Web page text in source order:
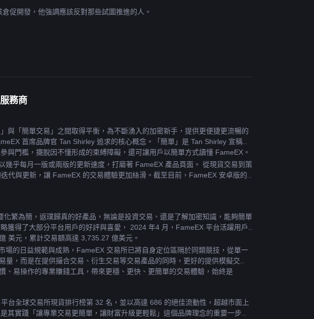
促開發，他強調應該反對那些試圖推進的人。
務商
與「簡單交易」之間取得平衡，為不斷湧入的加密新手，提供更便捷更流暢的
首席品牌官 Tan Shirley 追求的核心概念。「簡單」是 Tan Shirley 宣稱可
門檻，擺脫因不懂形成的束縛障礙，還可讓用戶以簡單方式讀懂 FameEX。
乎每月一版或兩版的更新速度，打磨著 FameEX 產品頁面。 從現貨交易到策
代與更新，讓 FameEX 的交易體驗更加絲滑。截至目前，FameEX 安卓版的
繁為簡，返璞歸真的好產品，無論是投資交易、還是了解加密知識，能夠簡單
獲得了大部分平台用戶的好評與喜愛， 2024 年4 月，FameEX 平台活躍用戶
美元，累計交易額高達 3,735.27 億美元。
的日益規範與成熟，FameEX 交易所已將自身定位區隔於同類競技，從單一
，而是在提供撮合交易、衍生交易等交易產品的同時，更好的提供模擬交
易操作的專業賺錢工具，帶來更穩、更快、更簡單的交易體驗，始終是
台全球交易所現貨排行榜第 32 名，並以高達 686 的絕佳流動性，超越市面上
實踐「讓專業交易更簡單，讓財富升級更輕鬆」這個品牌理念的重要一步。